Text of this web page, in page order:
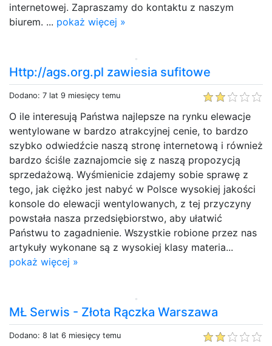
internetowej. Zapraszamy do kontaktu z naszym
biurem. ... pokaż więcej »
Http://ags.org.pl zawiesia sufitowe
Dodano: 7 lat 9 miesięcy temu
O ile interesują Państwa najlepsze na rynku elewacje
wentylowane w bardzo atrakcyjnej cenie, to bardzo
szybko odwiedźcie naszą stronę internetową i również
bardzo ściśle zaznajomcie się z naszą propozycją
sprzedażową. Wyśmienicie zdajemy sobie sprawę z
tego, jak ciężko jest nabyć w Polsce wysokiej jakości
konsole do elewacji wentylowanych, z tej przyczyny
powstała nasza przedsiębiorstwo, aby ułatwić
Państwu to zagadnienie. Wszystkie robione przez nas
artykuły wykonane są z wysokiej klasy materia...
pokaż więcej »
MŁ Serwis - Złota Rączka Warszawa
Dodano: 8 lat 6 miesięcy temu